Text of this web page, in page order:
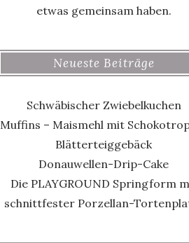
etwas gemeinsam haben.
Neueste Beiträge
Schwäbischer Zwiebelkuchen
Muffins – Maismehl mit
Blätterteiggebäck
Donauwellen-Drip-Cake
Die PLAYGROUND Springform
schnittfester Porzellan-